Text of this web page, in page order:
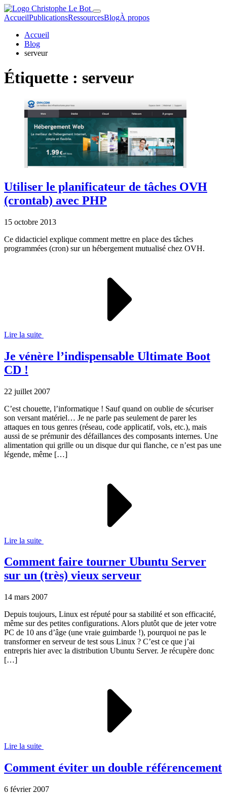
AccueilPublicationsRessourcesBlogÀ propos
Accueil
Blog
serveur
Étiquette : serveur
Utiliser le planificateur de tâches OVH
(crontab) avec PHP
15 octobre 2013
Ce didacticiel explique comment mettre en place des tâches
programmées (cron) sur un hébergement mutualisé chez OVH.
Lire la suite
Je vénère l’indispensable Ultimate Boot
CD !
22 juillet 2007
C’est chouette, l’informatique ! Sauf quand on oublie de sécuriser
son versant matériel… Je ne parle pas seulement de parer les
attaques en tous genres (réseau, code applicatif, vols, etc.), mais
aussi de se prémunir des défaillances des composants internes. Une
alimentation qui grille ou un disque dur qui flanche, ce n’est pas une
légende, même […]
Lire la suite
Comment faire tourner Ubuntu Server
sur un (très) vieux serveur
14 mars 2007
Depuis toujours, Linux est réputé pour sa stabilité et son efficacité,
même sur des petites configurations. Alors plutôt que de jeter votre
PC de 10 ans d’âge (une vraie guimbarde !), pourquoi ne pas le
transformer en serveur de test sous Linux ? C’est ce que j’ai
entrepris hier avec la distribution Ubuntu Server. Je récupère donc
[…]
Lire la suite
Comment éviter un double référencement
6 février 2007